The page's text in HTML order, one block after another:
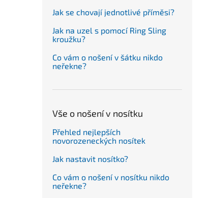
Jak se chovají jednotlivé příměsi?
Jak na uzel s pomocí Ring Sling
kroužku?
Co vám o nošení v šátku nikdo
neřekne?
Vše o nošení v nosítku
Přehled nejlepších
novorozeneckých nosítek
Jak nastavit nosítko?
Co vám o nošení v nosítku nikdo
neřekne?